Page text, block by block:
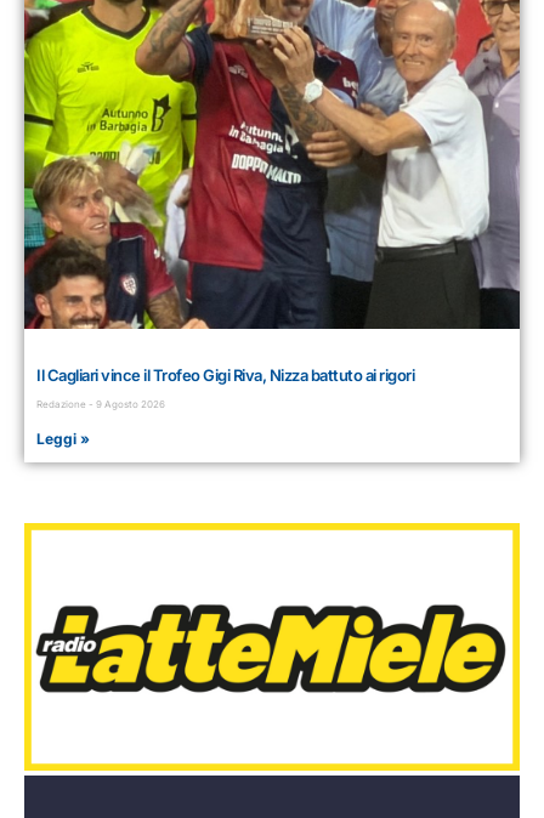
Il Cagliari vince il Trofeo Gigi Riva, Nizza battuto ai rigori
Redazione 9 Agosto 2026
Leggi »